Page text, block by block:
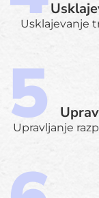
Usklajevanje
Upravljanje